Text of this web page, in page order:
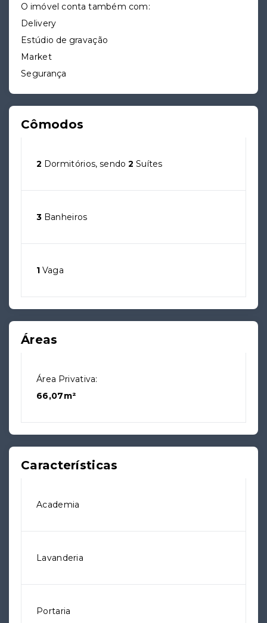
O imóvel conta também com:
Delivery
Estúdio de gravação
Market
Segurança
Cômodos
2 Dormitórios, sendo2 Suítes
3 Banheiros
1 Vaga
Áreas
Área Privativa:
66,07m²
Características
Academia
Lavanderia
Portaria